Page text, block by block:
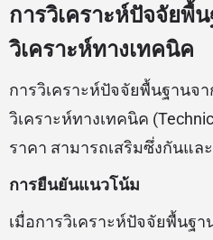
การวิเคราะห์ปัจจัยพื้
วิเคราะห์ทางเทคนิค
การวิเคราะห์ปัจจัยพื้นฐานจา
วิเคราะห์ทางเทคนิค
ราคา สามารถเสริมซึ่งกันแล
การยืนยันแนวโน้ม
เมื่อการวิเคราะห์ปัจจัยพื้นฐ